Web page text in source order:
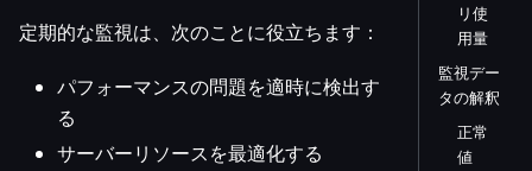
定期的な監視は、次のことに役立ちます：
パフォーマンスの問題を適時に検出す
る
サーバーリソースを最適化する
リ使
用量
監視デー
タの解釈
正常
値